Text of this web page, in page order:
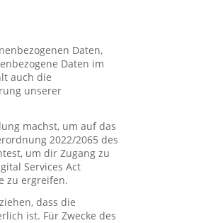
Daten,
Daten im
auch die
unserer
machst, um auf das
2022/2065 des
um dir Zugang zu
Services Act
zu ergreifen.
dass die
ist. Für Zwecke des